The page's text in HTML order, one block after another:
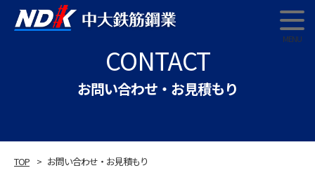
CONTACT
お問い合わせ・お見積もり
TOP お問い合わせ・お見積もり